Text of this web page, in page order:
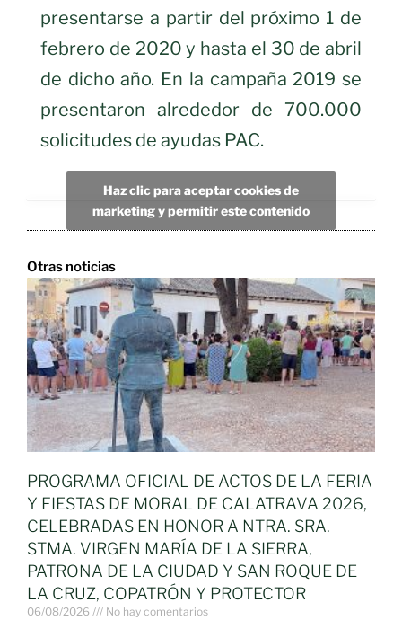
presentarse a partir del próximo 1 de
febrero de 2020 y hasta el 30 de abril
de dicho año. En la campaña 2019 se
presentaron alrededor de 700.000
solicitudes de ayudas PAC.
Haz clic para aceptar cookies de
marketing y permitir este contenido
Otras noticias
PROGRAMA OFICIAL DE ACTOS DE LA FERIA
Y FIESTAS DE MORAL DE CALATRAVA 2026,
CELEBRADAS EN HONOR A NTRA. SRA.
STMA. VIRGEN MARÍA DE LA SIERRA,
PATRONA DE LA CIUDAD Y SAN ROQUE DE
LA CRUZ, COPATRÓN Y PROTECTOR
06/08/2026 No hay comentarios